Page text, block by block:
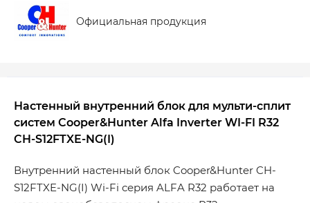
Официальная продукция
Настенный внутренний блок для мульти-сплит
систем Cooper&Hunter Alfa Inverter WI-FI R32
CH-S12FTXE-NG(I)
Внутренний настенный блок Cooper&Hunter CH-
S12FTXE-NG(I) Wi-Fi серия ALFA R32 работает на